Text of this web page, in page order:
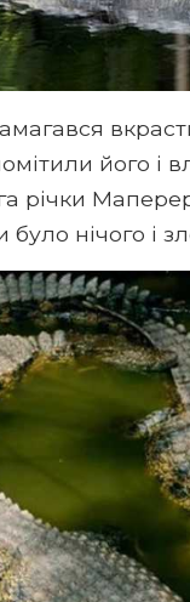
його
річки
нічого і